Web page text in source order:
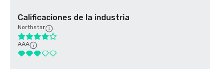
Calificaciones de la industria
Northstar
AAA